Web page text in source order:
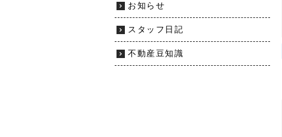
お知らせ
スタッフ日記
不動産豆知識